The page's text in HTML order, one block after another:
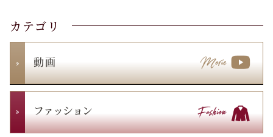
カテゴリ
動 画
ファッション